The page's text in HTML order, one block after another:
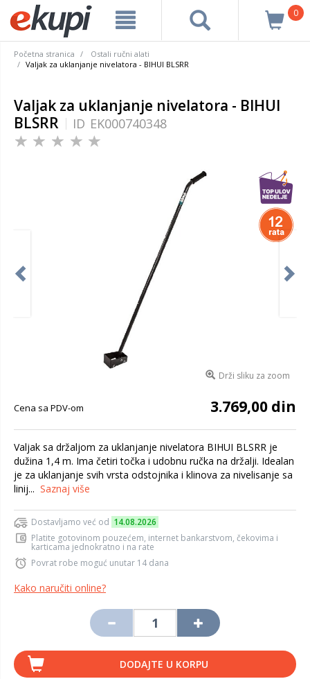
0
Početna stranica
Ostali ručni alati
Valjak za uklanjanje nivelatora - BIHUI BLSRR
Valjak za uklanjanje nivelatora - BIHUI
BLSRR
ID EK000740348
Drži sliku za zoom
Cena sa PDV-om 3.769,00 din
Valjak sa držaljom za uklanjanje nivelatora BIHUI BLSRR je
dužina 1,4 m. Ima četiri točka i udobnu ručka na držalji. Idealan
je za uklanjanje svih vrsta odstojnika i klinova za nivelisanje sa
linij... Saznaj više
Dostavljamo već od 14.08.2026
Platite gotovinom pouzećem, internet bankarstvom, čekovima i
karticama jednokratno i na rate
Povrat robe moguć unutar 14 dana
Kako naručiti online?
DODAJTE U KORPU